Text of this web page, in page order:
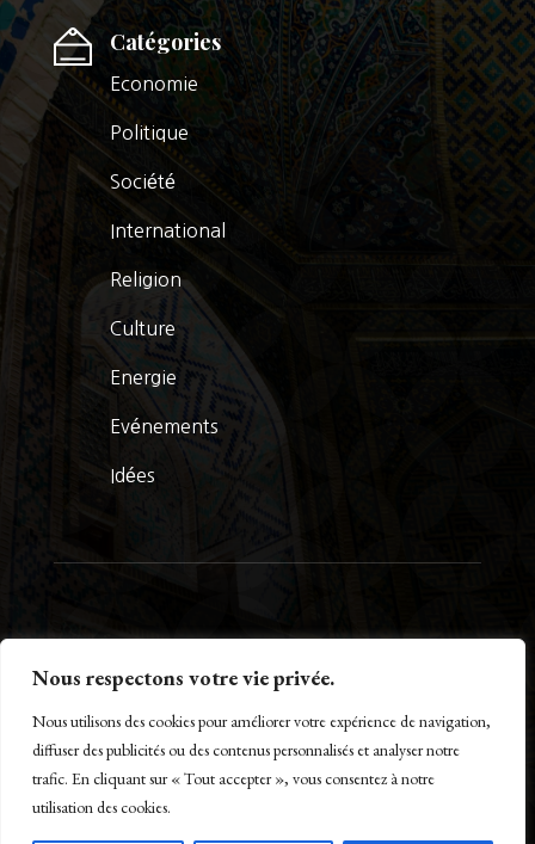
Nous respectons votre vie privée.
Nous utilisons des cookies pour améliorer votre expérience de navigation,
diffuser des publicités ou des contenus personnalisés et analyser notre
trafic. En cliquant sur « Tout accepter », vous consentez à notre
utilisation des cookies.
Catégories
Economie
Politique
Société
International
Religion
Culture
Energie
Evénements
Idées
Créé par Maestro of IT – www.m-o-i.fr